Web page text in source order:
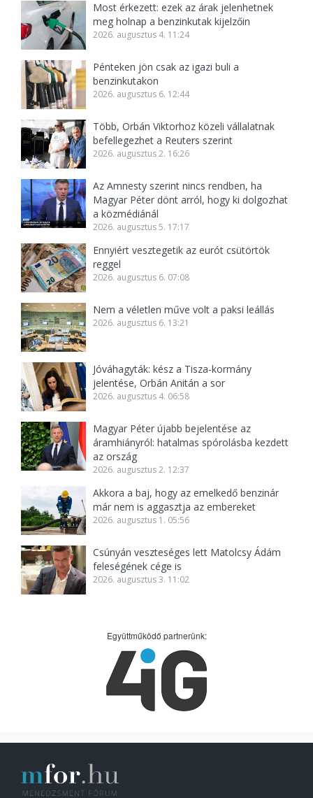
Most érkezett: ezek az árak jelenhetnek
meg holnap a benzinkutak kijelzőin
2026. augusztus 4. 11:24
Pénteken jön csak az igazi buli a
benzinkutakon
2026. augusztus 6. 12:44
Több, Orbán Viktorhoz közeli vállalatnak
befellegezhet a Reuters szerint
2026. augusztus 2. 16:26
Az Amnesty szerint nincs rendben, ha
Magyar Péter dönt arról, hogy ki dolgozhat
a közmédiánál
2026. augusztus 5. 17:17
Ennyiért vesztegetik az eurót csütörtök
reggel
2026. augusztus 6. 07:08
Nem a véletlen műve volt a paksi leállás
2026. augusztus 6. 13:21
Jóváhagyták: kész a Tisza-kormány
jelentése, Orbán Anitán a sor
2026. augusztus 4. 06:58
Magyar Péter újabb bejelentése az
áramhiányról: hatalmas spórolásba kezdett
az ország
2026. augusztus 2. 12:37
Akkora a baj, hogy az emelkedő benzinár
már nem is aggasztja az embereket
2026. augusztus 1. 05:56
Csúnyán veszteséges lett Matolcsy Ádám
feleségének cége is
2026. augusztus 3. 11:02
Együttműködő partnerünk: